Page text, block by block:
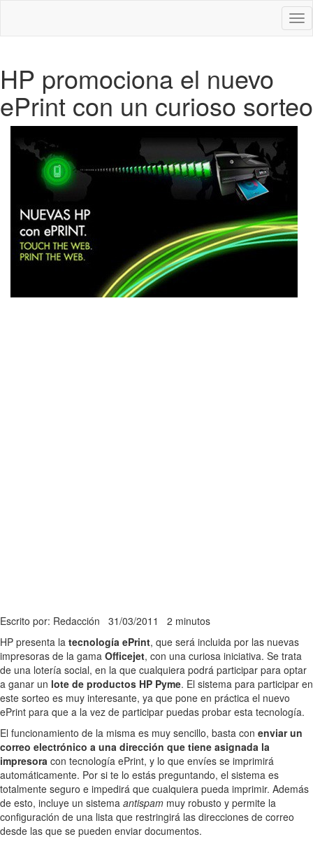
HP promociona el nuevo
ePrint con un curioso sorteo
Escrito por: Redacción 31/03/2011 2 minutos
HP presenta la tecnología ePrint, que será incluida por las nuevas
impresoras de la gama Officejet, con una curiosa iniciativa. Se trata
de una lotería social, en la que cualquiera podrá participar para optar
a ganar un lote de productos HP Pyme. El sistema para participar en
este sorteo es muy interesante, ya que pone en práctica el nuevo
ePrint para que a la vez de participar puedas probar esta tecnología.
El funcionamiento de la misma es muy sencillo, basta con enviar un
correo electrónico a una dirección que tiene asignada la
impresora con tecnología ePrint, y lo que envíes se imprimirá
automáticamente. Por si te lo estás preguntando, el sistema es
totalmente seguro e impedirá que cualquiera pueda imprimir. Además
de esto, incluye un sistema antispam muy robusto y permite la
configuración de una lista que restringirá las direcciones de correo
desde las que se pueden enviar documentos.